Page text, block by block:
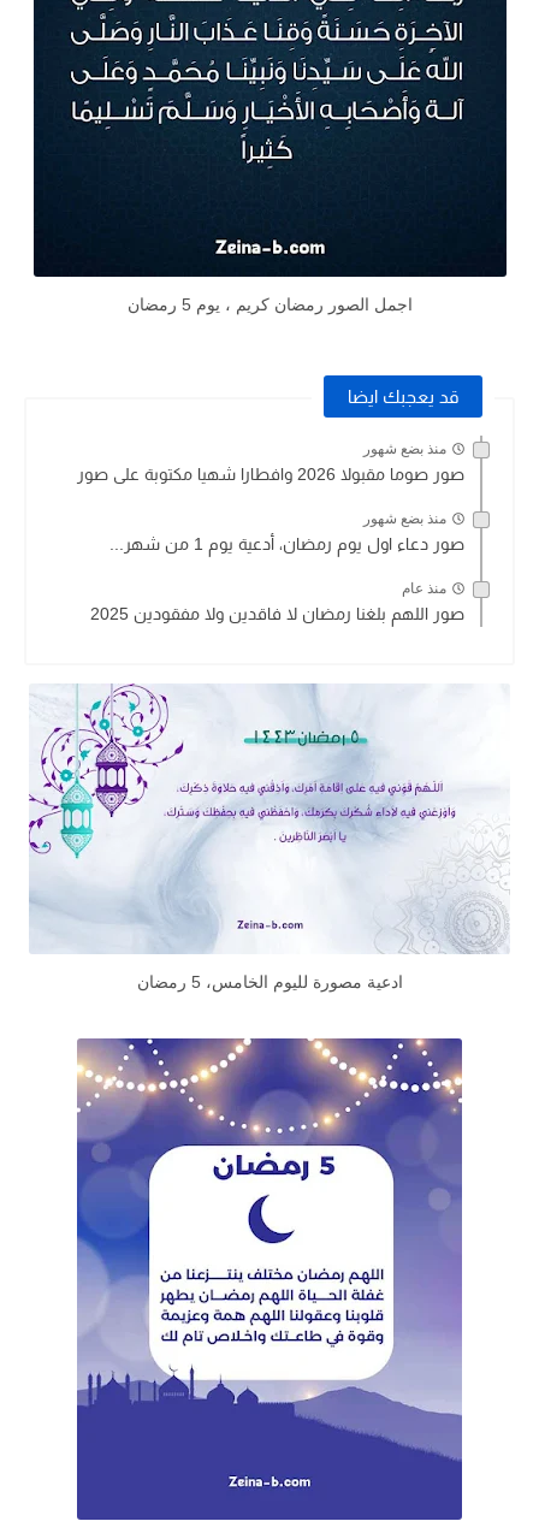
اجمل الصور رمضان كريم ، يوم 5 رمضان
قد يعجبك ايضا
منذ بضع شهور
صور صوما مقبولا 2026 وافطارا شهيا مكتوبة على صور
منذ بضع شهور
صور دعاء اول يوم رمضان، أدعية يوم 1 من شهر...
منذ عام
صور اللهم بلغنا رمضان لا فاقدين ولا مفقودين 2025
ادعية مصورة لليوم الخامس، 5 رمضان